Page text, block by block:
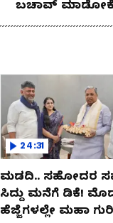
ಬಚಾವ್
ಸಾಕ್ಷ್ಯನಾಶದ
24:31
ಮಡದಿ.. ಸಹೋದರ ಸಮೇತ
ಸಿದ್ದು ಮನೆಗೆ ಡಿಕೆ!
ಹೆಜ್ಜೆಗಳಲ್ಲೇ ಮಹಾ